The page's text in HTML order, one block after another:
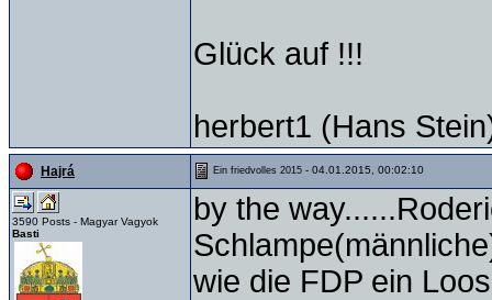
Glück auf !!!
herbert1 (Hans
Hajrá Ein friedvolles 2015 - 04.01.2015, 00:02:10
3590 Posts - Magyar Vagyok
Basti
by the
wie die FDP ein